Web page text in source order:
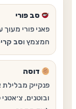
סב פורי
פאני פורי
חמצמץ וסב
דוסה
פנקייק
ובוטנים,